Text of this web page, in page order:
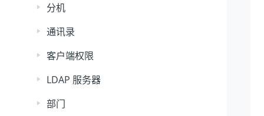
分机
通讯录
客户端权限
LDAP 服务器
部门